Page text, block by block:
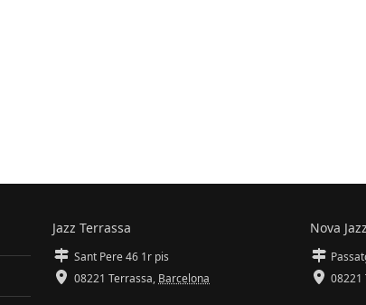
Jazz Terrassa
Sant Pere 46 1r pis
08221 Terrassa, Barcelona
Nova
08221